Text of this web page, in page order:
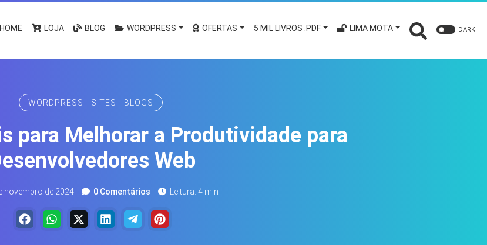
HOME LOJA BLOG WORDPRESS OFERTAS 5 MIL LIVROS .PDF LIMA MOTA DARK
WORDPRESS - SITES - BLOGS
para Melhorar a Produtividade para
Web
novembro de 2024 0 Comentários Leitura: 4 min